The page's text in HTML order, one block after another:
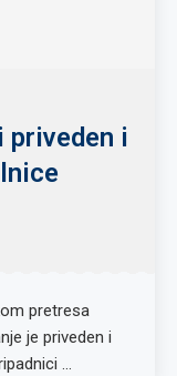
priveden i
pretresa
je priveden i
…